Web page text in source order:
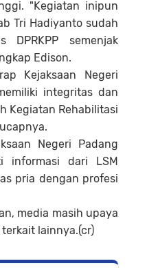
"Kegiatan inipun
Tri Hadiyanto sudah
DPRKPP semenjak
Edison.
Kejaksaan Negeri
integritas dan
Kegiatan Rehabilitasi
Negeri Padang
informasi dari LSM
pria dengan profesi
media masih upaya
lainnya.(cr)